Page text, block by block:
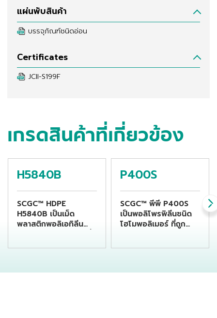
แผ่นพับสินค้า
บรรจุภัณฑ์ชนิดอ่อน
Certificates
JCII-S199F
เกรดสินค้าที่เกี่ยวข้อง
H5840B
SCGC™ HDPE
H5840B เป็นเม็ด
พลาสติกพอลิเอทิลีน
รูป
P400S
SCGC™ พีพี P400S
เป็นพอลิโพรพิลีนชนิด
โฮโมพอลิเมอร์ ที่ถูก
เหมาะสำหรับการผลิต